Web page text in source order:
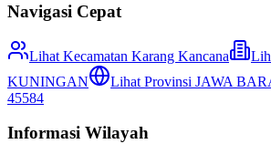
Navigasi Cepat
Lihat Kecamatan Karang Kancana
KUNINGAN
Lihat Provinsi JAWA
45584
Informasi Wilayah